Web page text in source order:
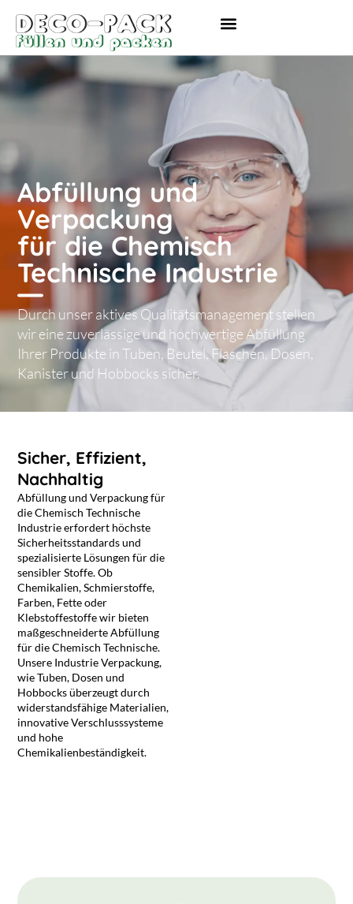
content
Abfüllung und
Verpackung
für die Chemisch
Technische Industrie
Durch unser aktives Qualitätsmanagement stellen
wir eine zuverlässige und hochwertige Abfüllung
Ihrer Produkte in Tuben, Beutel, Flaschen, Dosen,
Kanister und Hobbocks sicher.
Sicher, Effizient,
Nachhaltig
Abfüllung und Verpackung für
die Chemisch Technische
Industrie erfordert höchste
Sicherheitsstandards und
spezialisierte Lösungen für die
sensibler Stoffe. Ob
Chemikalien, Schmierstoffe,
Farben, Fette oder
Klebstoffestoffe wir bieten
maßgeschneiderte Abfüllung
für die Chemisch Technische.
Unsere Industrie Verpackung,
wie Tuben, Dosen und
Hobbocks überzeugt durch
widerstandsfähige Materialien,
innovative Verschlusssysteme
und hohe
Chemikalienbeständigkeit.